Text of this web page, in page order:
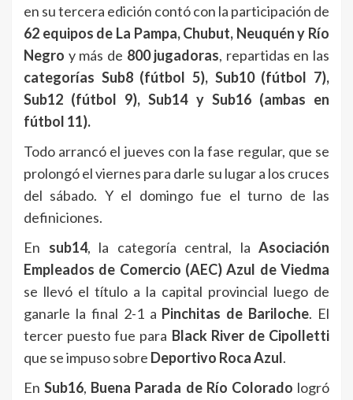
en su tercera edición contó con la participación de
62 equipos de La Pampa, Chubut, Neuquén y Río
Negro y más de 800 jugadoras, repartidas en las
categorías Sub8 (fútbol 5), Sub10 (fútbol 7),
Sub12 (fútbol 9), Sub14 y Sub16 (ambas en
fútbol 11).
Todo arrancó el jueves con la fase regular, que se
prolongó el viernes para darle su lugar a los cruces
del sábado. Y el domingo fue el turno de las
definiciones.
En sub14, la categoría central, la Asociación
Empleados de Comercio (AEC) Azul de Viedma
se llevó el título a la capital provincial luego de
ganarle la final 2-1 a Pinchitas de Bariloche. El
tercer puesto fue para Black River de Cipolletti
que se impuso sobre Deportivo Roca Azul.
EnSub16, Buena Parada de Río Colorado logró